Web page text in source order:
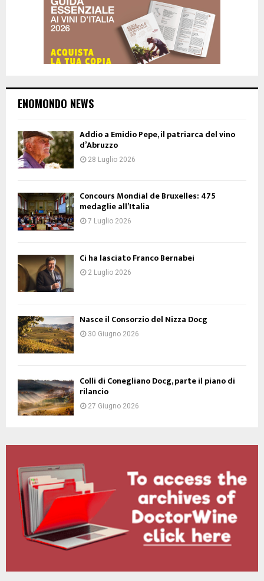
ENOMONDO NEWS
Addio a Emidio Pepe, il patriarca del vino
d’Abruzzo
28 Luglio 2026
Concours Mondial de Bruxelles: 475
medaglie all’Italia
7 Luglio 2026
Ci ha lasciato Franco Bernabei
2 Luglio 2026
Nasce il Consorzio del Nizza Docg
30 Giugno 2026
Colli di Conegliano Docg, parte il piano di
rilancio
27 Giugno 2026